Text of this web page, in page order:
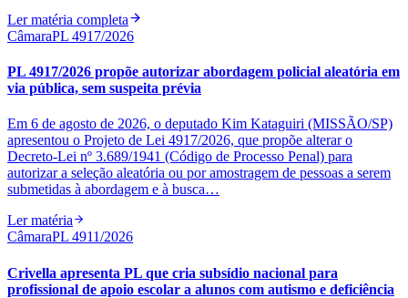
Ler matéria completa
CâmaraPL 4917/2026
PL 4917/2026 propõe autorizar abordagem policial aleatória em
via pública, sem suspeita prévia
Em 6 de agosto de 2026, o deputado Kim Kataguiri (MISSÃO/SP)
apresentou o Projeto de Lei 4917/2026, que propõe alterar o
Decreto-Lei nº 3.689/1941 (Código de Processo Penal) para
autorizar a seleção aleatória ou por amostragem de pessoas a serem
submetidas à abordagem e à busca…
Ler matéria
CâmaraPL 4911/2026
Crivella apresenta PL que cria subsídio nacional para
profissional de apoio escolar a alunos com autismo e deficiência